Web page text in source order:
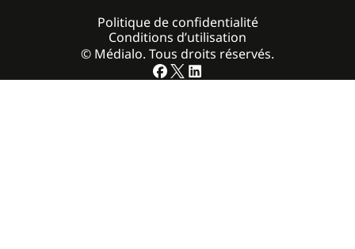
© Médialo. Tous droits réservés.
Politique de confidentialité
Conditions d’utilisation